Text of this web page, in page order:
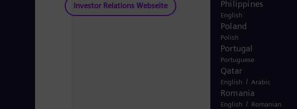
Investor Relations Webseite Philippines
English
Poland
Polish
Portugal
Portuguese
Qatar
English / Arabic
Romania
English / Romanian